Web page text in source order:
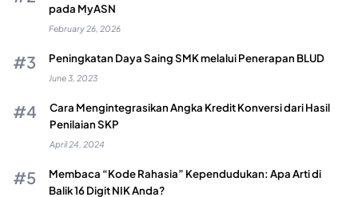
pada MyASN
February 26, 2026
Peningkatan Daya Saing SMK melalui Penerapan BLUD
June 3, 2023
Cara Mengintegrasikan Angka Kredit Konversi dari Hasil
Penilaian SKP
April 24, 2024
Membaca “Kode Rahasia” Kependudukan: Apa Arti di
Balik 16 Digit NIK Anda?